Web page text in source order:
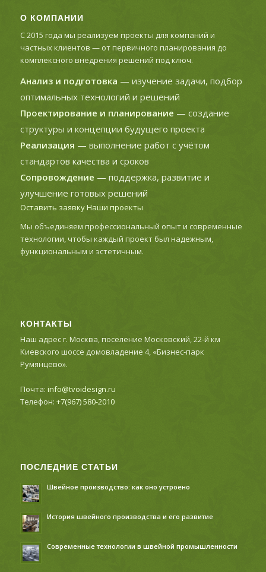
О КОМПАНИИ
С 2015 года мы реализуем проекты для компаний и
частных клиентов — от первичного планирования до
комплексного внедрения решений под ключ.
Анализ и подготовка — изучение задачи, подбор
оптимальных технологий и решений
Проектирование и планирование — создание
структуры и концепции будущего проекта
Реализация — выполнение работ с учётом
стандартов качества и сроков
Сопровождение — поддержка, развитие и
улучшение готовых решений
Оставить заявкуНаши проекты
Мы объединяем профессиональный опыт и современные
технологии, чтобы каждый проект был надежным,
функциональным и эстетичным.
КОНТАКТЫ
Наш адрес г. Москва, поселение Московский, 22-й км
Киевского шоссе домовладение 4, «Бизнес-парк
Румянцево».
Почта: info@tvoidesign.ru
Телефон: +7(967) 580-2010
ПОСЛЕДНИЕ СТАТЬИ
Швейное производство: как оно устроено
История швейного производства и его развитие
Современные технологии в швейной промышленности